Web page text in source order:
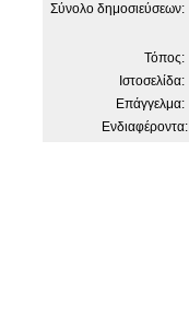
Σύνολο δημοσιεύσεων:
Τόπος:
Ιστοσελίδα:
Επάγγελμα:
Ενδιαφέροντα: